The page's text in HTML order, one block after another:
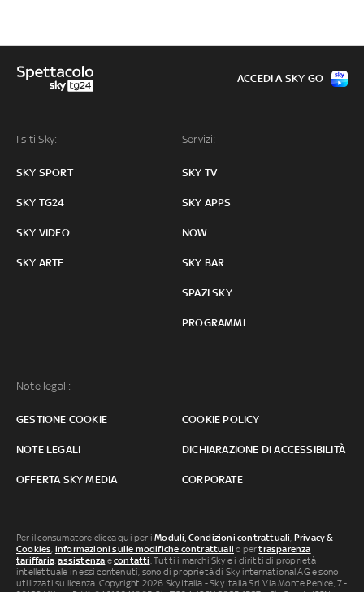
I siti Sky:
SKY SPORT
SKY TG24
SKY VIDEO
SKY ARTE
Servizi:
SKY TV
SKY APPS
NOW
SKY BAR
SPAZI SKY
PROGRAMMI
Note legali:
GESTIONE COOKIE COOKIE POLICY
NOTE LEGALI DICHIARAZIONE DI ACCESSIBILITÀ
OFFERTA SKY MEDIA CORPORATE
ACCEDI A SKY GO
Per il consumatore clicca qui per iModuli, Condizioni contrattuali Privacy &
Cookies informazioni sulle modifiche contrattuali o pertrasparenza
tariffaria ,assistenza econtatti . Tutti i marchi Sky e i diritti di proprietà
intellettuale in essi contenuti, sono di proprietà di Sky international AG e sono
utilizzati su licenza. Copyright 2026 Sky Italia - Sky Italia Srl Via Monte Penice, 7 -